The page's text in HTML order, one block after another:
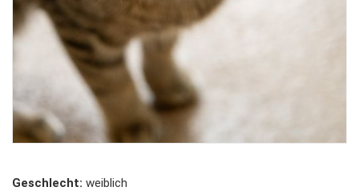
Geschlecht: weiblich